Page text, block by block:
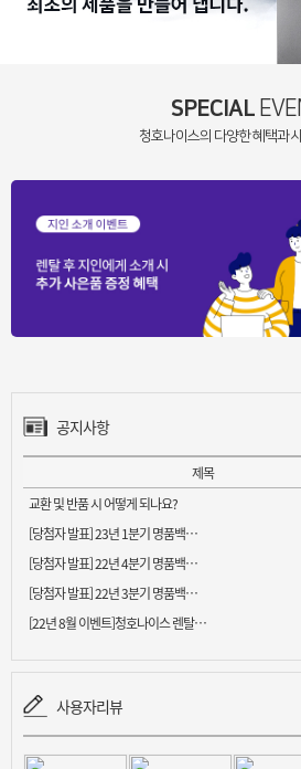
SPECIAL
청호나이스의 다양한 혜택과
공지사항
제목
교환 및 반품 시 어떻게 되나요?
[당첨자 발표] 23년 1분기 명품백…
[당첨자 발표] 22년 4분기 명품백…
[당첨자 발표] 22년 3분기 명품백…
[22년 8월 이벤트]청호나이스 렌탈…
사용자리뷰